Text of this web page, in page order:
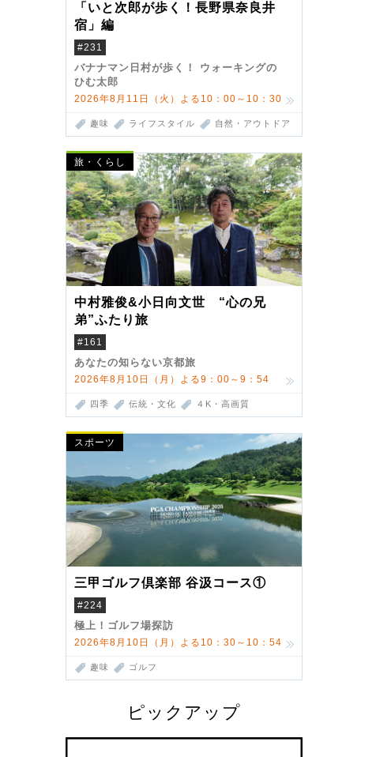
「いと次郎が歩く！長野県奈良井
宿」編
#231
バナナマン日村が歩く！ ウォーキングの
ひむ太郎
2026年8月11日（火）よる10：00～10：30
趣味 ライフスタイル 自然・アウトドア
旅・くらし
中村雅俊&小日向文世 “心の兄
弟”ふたり旅
#161
あなたの知らない京都旅
2026年8月10日（月）よる9：00～9：54
四季 伝統・文化 ４K・高画質
スポーツ
三甲ゴルフ倶楽部 谷汲コース①
#224
極上！ゴルフ場探訪
2026年8月10日（月）よる10：30～10：54
趣味 ゴルフ
ピックアップ